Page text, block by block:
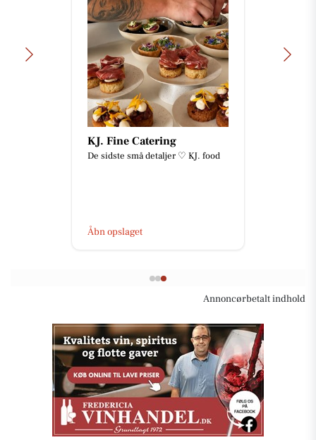
KJ. Fine Catering
De sidste små detaljer ♡ KJ. food
Åbn opslaget
Annoncørbetalt indhold